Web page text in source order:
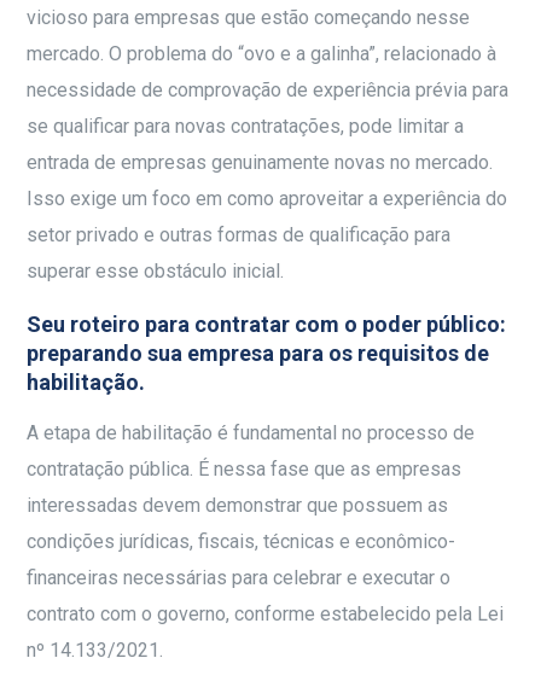
vicioso para empresas que estão começando nesse
mercado. O problema do “ovo e a galinha”, relacionado à
necessidade de comprovação de experiência prévia para
se qualificar para novas contratações, pode limitar a
entrada de empresas genuinamente novas no mercado.
Isso exige um foco em como aproveitar a experiência do
setor privado e outras formas de qualificação para
superar esse obstáculo inicial.
Seu roteiro para contratar com o poder público:
preparando sua empresa para os requisitos de
habilitação.
A etapa de habilitação é fundamental no processo de
contratação pública. É nessa fase que as empresas
interessadas devem demonstrar que possuem as
condições jurídicas, fiscais, técnicas e econômico-
financeiras necessárias para celebrar e executar o
contrato com o governo, conforme estabelecido pela Lei
nº 14.133/2021.